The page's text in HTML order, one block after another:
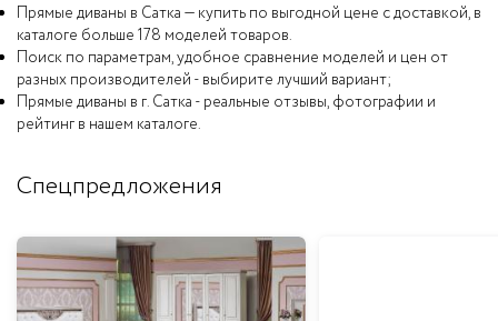
Прямые диваны в Сатка — купить по выгодной цене с доставкой, в
каталоге больше 178 моделей товаров.
Поиск по параметрам, удобное сравнение моделей и цен от
разных производителей - выбирите лучший вариант;
Прямые диваны в г. Сатка - реальные отзывы, фотографии и
рейтинг в нашем каталоге.
Спецпредложения